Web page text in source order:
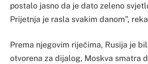
postalo jasno da je dato zeleno
Prijetnja je rasla svakim danom”,
Prema njegovim riječima, Rusija je
otvorena za dijalog, Moskva smatra